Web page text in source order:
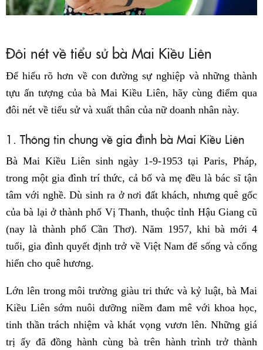
Đôi nét về tiểu sử bà Mai Kiều Liên
Để hiểu rõ hơn về con đường sự nghiệp và những thành
tựu ấn tượng của bà Mai Kiều Liên, hãy cùng điểm qua
đôi nét về tiểu sử và xuất thân của nữ doanh nhân này.
1. Thông tin chung về gia đình bà Mai Kiều Liên
Bà Mai Kiều Liên sinh ngày 1-9-1953 tại Paris, Pháp,
trong một gia đình trí thức, cả bố và mẹ đều là bác sĩ tận
tâm với nghề. Dù sinh ra ở nơi đất khách, nhưng quê gốc
của bà lại ở thành phố Vị Thanh, thuộc tỉnh Hậu Giang cũ
(nay là thành phố Cần Thơ). Năm 1957, khi bà mới 4
tuổi, gia đình quyết định trở về Việt Nam để sống và cống
hiến cho quê hương.
Lớn lên trong môi trường giàu tri thức và kỷ luật, bà Mai
Kiều Liên sớm nuôi dưỡng niềm đam mê với khoa học,
tinh thần trách nhiệm và khát vọng vươn lên. Những giá
trị ấy đã đồng hành cùng bà trên hành trình trở thành